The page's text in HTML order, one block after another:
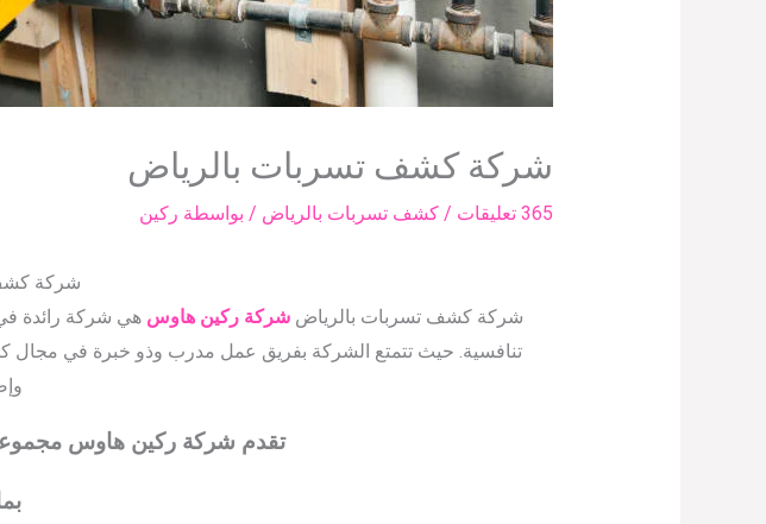
شركة كشف تسربات بالرياض
365 تعليقات / كشف تسربات بالرياض / بواسطة ركين
شركة
شركة كشف تسربات بالرياضشركة ركين هاوس هي شركة رائدة
تنافسية. حيث تتمتع الشركة بفريق عمل مدرب وذو خبرة في
تقدم شركة ركين هاوس